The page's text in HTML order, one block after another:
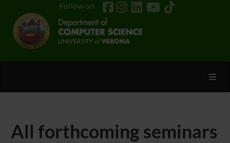
Follow on
All forthcoming seminars